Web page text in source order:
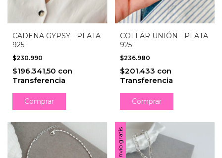
CADENA GYPSY - PLATA
925
$230.990
$196.341,50 con
Transferencia
Comprar
COLLAR UNIÓN - PLATA
925
$236.980
$201.433 con
Transferencia
Comprar
Envío gratis